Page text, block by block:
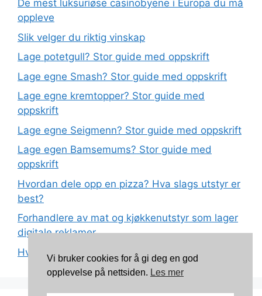
De mest luksuriøse casinobyene i Europa du må
oppleve
Slik velger du riktig vinskap
Lage potetgull? Stor guide med oppskrift
Lage egne Smash? Stor guide med oppskrift
Lage egne kremtopper? Stor guide med
oppskrift
Lage egne Seigmenn? Stor guide med oppskrift
Lage egen Bamsemums? Stor guide med
oppskrift
Hvordan dele opp en pizza? Hva slags utstyr er
best?
Forhandlere av mat og kjøkkenutstyr som lager
digitale reklamer
Hva betyr det at plast har matkvalitet?
Vi bruker cookies for å gi deg en god
opplevelse på nettsiden. Les mer